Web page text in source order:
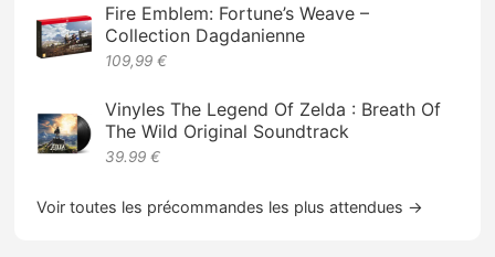
Fire Emblem: Fortune’s Weave –
Collection Dagdanienne
109,99 €
Vinyles The Legend Of Zelda : Breath Of
The Wild Original Soundtrack
39.99 €
Voir toutes les précommandes les plus attendues →